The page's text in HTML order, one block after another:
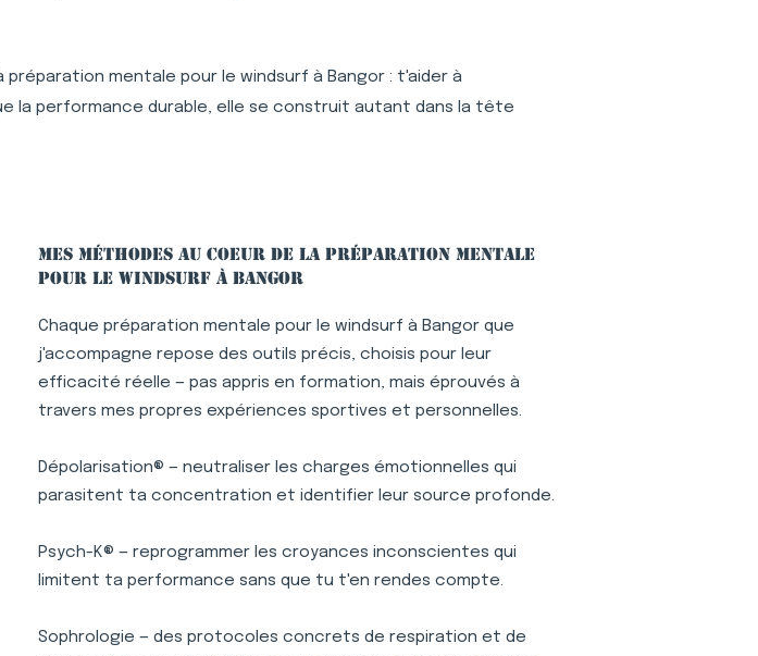
mentale pour le windsurf à Bangor : t'aider à
la performance durable, elle se construit autant dans la tête
Mes méthodes au coeur de la préparation mentale
pour le windsurf à Bangor
Chaque préparation mentale pour le windsurf à Bangor que
j'accompagne repose des outils précis, choisis pour leur
efficacité réelle — pas appris en formation, mais éprouvés à
travers mes propres expériences sportives et personnelles.
Dépolarisation® — neutraliser les charges émotionnelles qui
parasitent ta concentration et identifier leur source profonde.
Psych-K® — reprogrammer les croyances inconscientes qui
limitent ta performance sans que tu t'en rendes compte.
Sophrologie — des protocoles concrets de respiration et de